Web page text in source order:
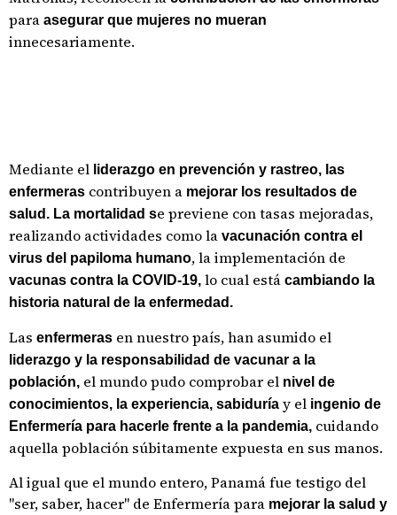
para asegurar que mujeres no mueran
innecesariamente.
Mediante el liderazgo en prevención y rastreo, las
enfermeras contribuyen a mejorar los resultados de
salud. La mortalidad se previene con tasas mejoradas,
realizando actividades como la vacunación contra el
virus del papiloma humano, la implementación de
vacunas contra la COVID-19, lo cual está cambiando la
historia natural de la enfermedad.
Las enfermeras en nuestro país, han asumido el
liderazgo y la responsabilidad de vacunar a la
población, el mundo pudo comprobar el nivel de
conocimientos, la experiencia, sabiduría y el ingenio de
Enfermería para hacerle frente a la pandemia, cuidando
aquella población súbitamente expuesta en sus manos.
Al igual que el mundo entero, Panamá fue testigo del
"ser, saber, hacer" de Enfermería para mejorar la salud y